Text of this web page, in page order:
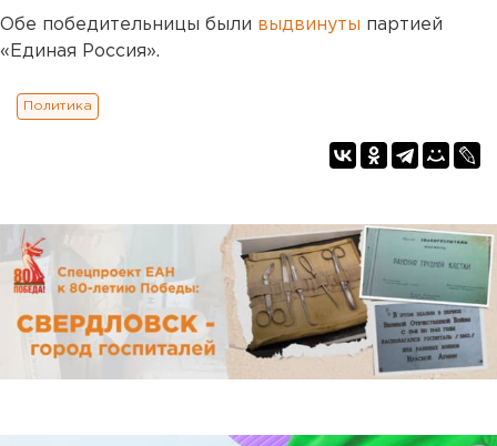
Обе победительницы были выдвинуты партией
«Единая Россия».
Политика